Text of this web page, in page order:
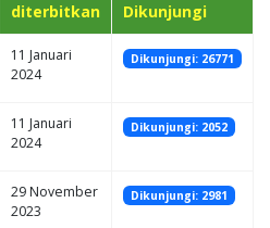
diterbitkan
Dikunjungi
11 Januari
2024
Dikunjungi: 26771
11 Januari
2024
Dikunjungi: 2052
29 November
2023
Dikunjungi: 2981